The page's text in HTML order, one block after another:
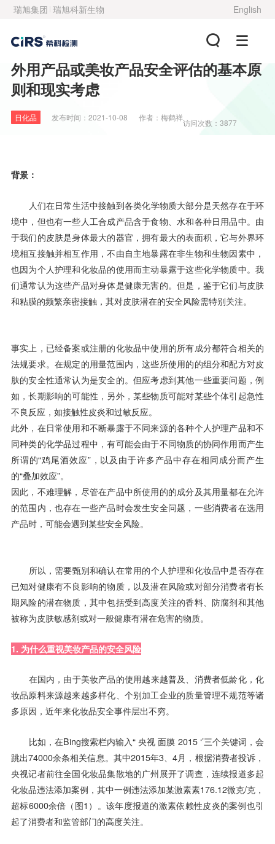
瑞旭集团 瑞旭科新生物 English
外用产品或美妆产品安全评估的基本原
则和现实考虑
日化品 发布时间： 2021-10-08 作者： 梅鹤祥
访问次数：3877
背景：
人们在日常生活中接触到各类化学物质大部分是天然存在于环
境中，但也有一些人工合成产品含于食物、水和各种日用品中。由
于我们的皮肤是身体最大的器官，拥有最大的表面积，它与外界环
境相互接触并相互作用，不由自主地暴露在非生物和生物因素中，
也因为个人护理和化妆品的使用而主动暴露于这些化学物质中。我
们通常认为这些产品对身体是健康无害的。但是，鉴于它们与皮肤
和粘膜的频繁亲密接触，其对皮肤潜在的安全风险需特别关注。
事实上，已经备案或注册的化妆品中使用的所有成分都符合相关的
法规要求。在规定的用量范围内，这些所使用的的组分和配方对皮
肤的安全性通常认为是安全的。但应考虑到其他一些重要问题，例
如，长期影响的可能性，另外，某些物质可能对某些个体引起急性
不良反应，如接触性皮炎和过敏反应。
此外，在日常使用和不断暴露于不同来源的各种个人护理产品和不
同种类的化学品过程中，有可能会由于不同物质的协同作用而产生
所谓的“鸡尾酒效应”，以及由于许多产品中存在相同成分而产生
的“叠加效应”。
因此，不难理解，尽管在产品中所使用的的成分及其用量都在允许
的范围内，也存在一些产品时会发生安全问题，一些消费者在选用
产品时，可能会遇到某些安全风险。
所以，需要甄别和确认在常用的个人护理和化妆品中是否存在
已知对健康有不良影响的物质，以及潜在风险或对部分消费者有长
期风险的潜在物质，其中包括受到高度关注的香料、防腐剂和其他
被称为皮肤敏感剂或对一般健康有潜在危害的物质。
1. 为什么重视美妆产品的安全风险
在国内，由于美妆产品的使用越来越普及、消费者低龄化，化
妆品原料来源越来越多样化、个别加工企业的质量管理不规范等诸
多原因，近年来化妆品安全事件层出不穷。
比如，在Bing搜索栏内输入“ 央视 面膜 2015 ‘’三个关键词，会
跳出74000余条相关信息。其中2015年3、4月，根据消费者投诉，
央视记者前往全国化妆品集散地的广州展开了调查，连续报道多起
化妆品违法添加案例，其中一例违法添加某激素素176.12微克/克，
超标6000余倍（图1）。该年度报道的激素依赖性皮炎的案例也引
起了消费者和监管部门的高度关注。